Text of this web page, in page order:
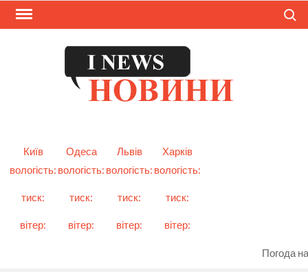
Skip
Київ
Одеса Львів
Харків
вологість:
тиск:
вітер:
вологість:
тиск:
вітер:
вологість:
тиск:
вітер:
вологість:
тиск:
вітер:
Погода